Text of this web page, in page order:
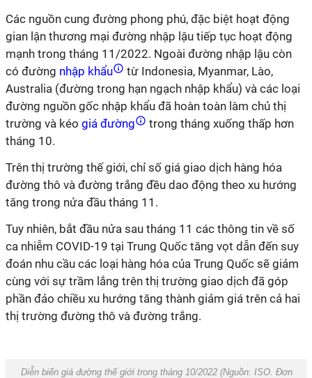
Các nguồn cung đường phong phú, đặc biệt hoạt động
gian lận thương mại đường nhập lậu tiếp tục hoạt động
mạnh trong tháng 11/2022. Ngoài đường nhập lậu còn
có đường nhập khẩu
từ Indonesia, Myanmar, Lào,
Australia (đường trong hạn ngạch nhập khẩu) và các loại
đường nguồn gốc nhập khẩu đã hoàn toàn làm chủ thị
trường và kéo giá đường
trong tháng xuống thấp hơn
tháng 10.
Trên thị trường thế giới, chỉ số giá giao dịch hàng hóa
đường thô và đường trắng đều dao động theo xu hướng
tăng trong nửa đầu tháng 11.
Tuy nhiên, bắt đầu nửa sau tháng 11 các thông tin về số
ca nhiễm COVID-19 tại Trung Quốc tăng vọt dẫn đến suy
đoán nhu cầu các loại hàng hóa của Trung Quốc sẽ giảm
cùng với sự trầm lắng trên thị trường giao dịch đã góp
phần đảo chiều xu hướng tăng thành giảm giá trên cả hai
thị trường đường thô và đường trắng.
Diễn biến giá đường thế giới trong tháng 10/2022 (Nguồn: ISO. Đơn